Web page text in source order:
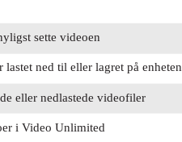
sette videoen
ned til eller lagret på enheten
eller nedlastede videofiler
i Video Unlimited